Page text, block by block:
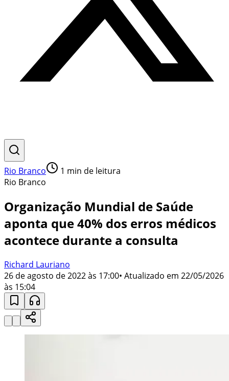
Rio Branco 1 min de leitura
Rio Branco
Organização Mundial de Saúde
aponta que 40% dos erros médicos
acontece durante a consulta
Richard Lauriano
26 de agosto de 2022 às 17:00• Atualizado em 22/05/2026
às 15:04